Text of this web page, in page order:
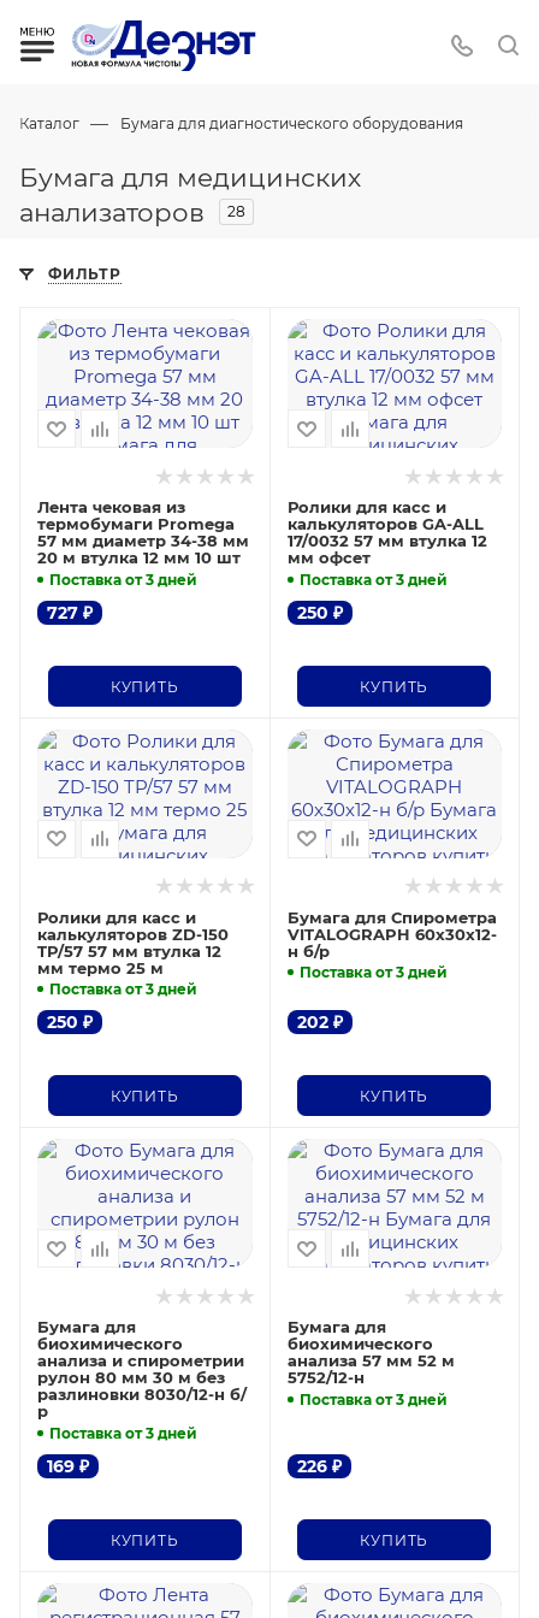
Каталог — Бумага для диагностического оборудования
Бумага для медицинских
анализаторов
28
ФИЛЬТР
Лента чековая из
термобумаги Promega
57 мм диаметр 34-38 мм
20 м втулка 12 мм 10 шт
Поставка от 3 дней
727 ₽
КУПИТЬ
Ролики для касс и
калькуляторов GA-ALL
17/0032 57 мм втулка 12
мм офсет
Поставка от 3 дней
250 ₽
КУПИТЬ
Ролики для касс и
калькуляторов ZD-150
TP/57 57 мм втулка 12
мм термо 25 м
Поставка от 3 дней
250 ₽
КУПИТЬ
Бумага для Спирометра
VITALOGRAPH 60х30х12-
н б/р
Поставка от 3 дней
202₽
КУПИТЬ
Бумага для
биохимического
анализа и спирометрии
рулон 80 мм 30 м без
разлиновки 8030/12-н б/
р
Поставка от 3 дней
169 ₽
КУПИТЬ
Бумага для
биохимического
анализа 57 мм 52 м
5752/12-н
Поставка от 3 дней
226₽
КУПИТЬ